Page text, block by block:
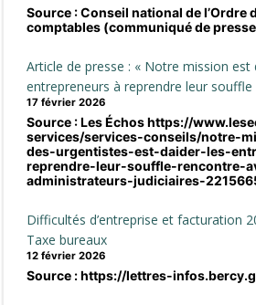
Source : Conseil national de l’Ordre
comptables (communiqué de
Article de presse : « Notre mission est
entrepreneurs à reprendre leur souffle
17 février 2026
Source : Les Échos https://
services/services-conseils/notre-
des-urgentistes-est-daider-les-
reprendre-leur-souffle-rencontre-
administrateurs-judiciaires-
Difficultés d’entreprise et facturation
Taxe bureaux
12 février 2026
Source : https://lettres-